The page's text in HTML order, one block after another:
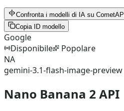
Confronta i modelli di IA su CometAPI
Copia ID modello
Google
Disponibile
Popolare
NA
gemini-3.1-flash-image-preview
Nano Banana 2 API